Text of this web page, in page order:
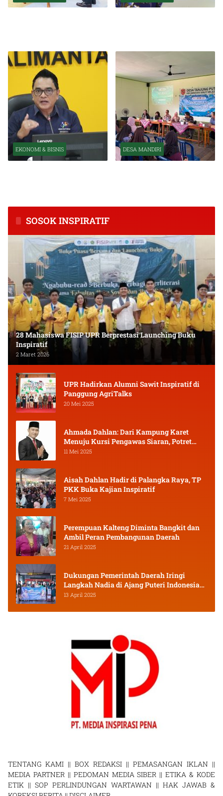
EKONOMI & BISNIS DESA MANDIRI
SOSOK INSPIRATIF
28 Mahasiswa FISIP UPR Berprestasi Launching Buku
Inspiratif
2 Maret 2026
UPR Hadirkan Alumni Sawit Inspiratif di
Panggung AgriTalks
20 Mei 2025
Ahmada Dahlan: Dari Kampung Karet
Menuju Kursi Pengawas Siaran, Potret
Pejuang Muda Kalimantan Tengah
11 Mei 2025
Aisah Dahlan Hadir di Palangka Raya, TP
PKK Buka Kajian Inspiratif
7 Mei 2025
Perempuan Kalteng Diminta Bangkit dan
Ambil Peran Pembangunan Daerah
21 April 2025
Dukungan Pemerintah Daerah Iringi
Langkah Nadia di Ajang Puteri Indonesia
2025
13 April 2025
TENTANG KAMI || BOX REDAKSI || PEMASANGAN IKLAN ||
MEDIA PARTNER|| PEDOMAN MEDIA SIBER ||ETIKA & KODE
ETIK || SOP PERLINDUNGAN WARTAWAN || HAK JAWAB &